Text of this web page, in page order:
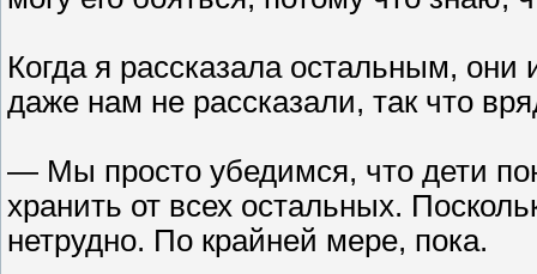
Когда я рассказала остальным,
даже нам не рассказали, так что
— Мы просто убедимся, что дети
хранить от всех остальных.
нетрудно. По крайней мере, пока.